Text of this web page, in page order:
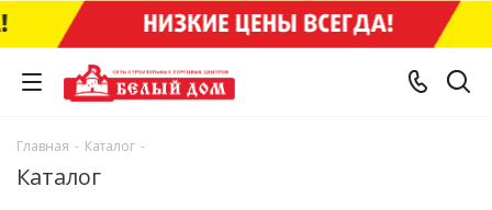
Главная - Каталог -
Каталог